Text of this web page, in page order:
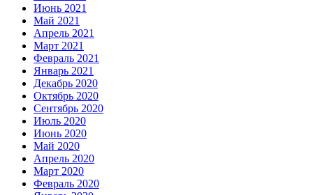
Июнь 2021
Май 2021
Апрель 2021
Март 2021
Февраль 2021
Январь 2021
Декабрь 2020
Октябрь 2020
Сентябрь 2020
Июль 2020
Июнь 2020
Май 2020
Апрель 2020
Март 2020
Февраль 2020